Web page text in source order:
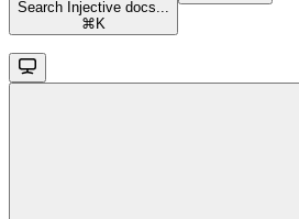
Search Injective docs...
⌘ K